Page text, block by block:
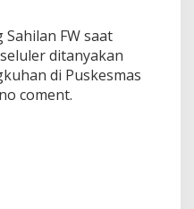
Sahilan FW saat
ditanyakan
di Puskesmas
coment.